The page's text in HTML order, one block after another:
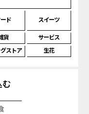
ド スイーツ
貨
サービス
ストア 生花